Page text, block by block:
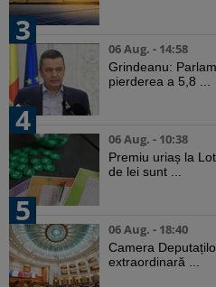
3
06 Aug. - 14:58
Grindeanu:
pierderea a 5,8 ...
4
06 Aug. - 10:38
Premiu uriaș la
de lei sunt ...
5
06 Aug. - 18:40
Camera
extraordinară ...